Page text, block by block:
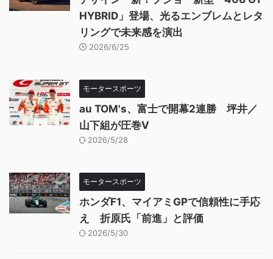
HYBRID」登場、光るエンブレムとレタ
リングで未来感を演出
2026/6/25
モータースポーツ
au TOM's、富士で開幕2連勝 坪井／
山下組が圧巻V
2026/5/28
モータースポーツ
ホンダF1、マイアミGPで信頼性に手応
え 折原氏「前進」と評価
2026/5/30